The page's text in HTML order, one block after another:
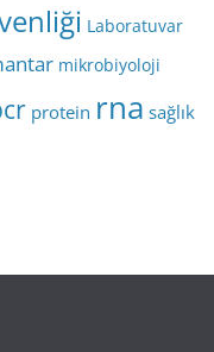
Laboratuvar
mikrobiyoloji
protein rna sağlık